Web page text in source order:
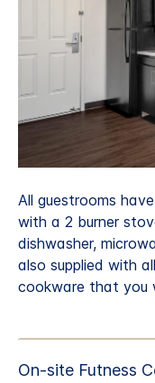
All guestrooms
with a 2 burner
dishwasher,
also supplied with
cookware that you